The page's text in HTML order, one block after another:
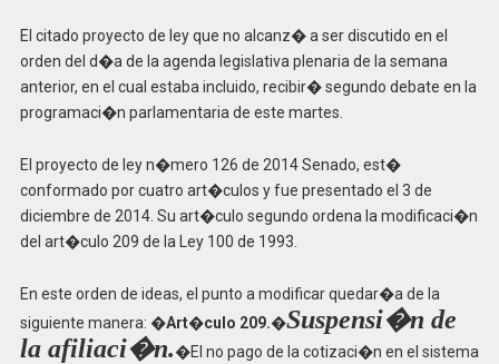
El citado proyecto de ley que no alcanz� a ser discutido en el
orden del d�a de la agenda legislativa plenaria de la semana
anterior, en el cual estaba incluido, recibir� segundo debate en la
programaci�n parlamentaria de este martes.
El proyecto de ley n�mero 126 de 2014 Senado, est�
conformado por cuatro art�culos y fue presentado el 3 de
diciembre de 2014. Su art�culo segundo ordena la modificaci�n
del art�culo 209 de la Ley 100 de 1993.
En este orden de ideas, el punto a modificar quedar�a de la
siguiente manera: �Art�culo 209.�Suspensi�n de
la afiliaci�n.�El no pago de la cotizaci�n en el sistema